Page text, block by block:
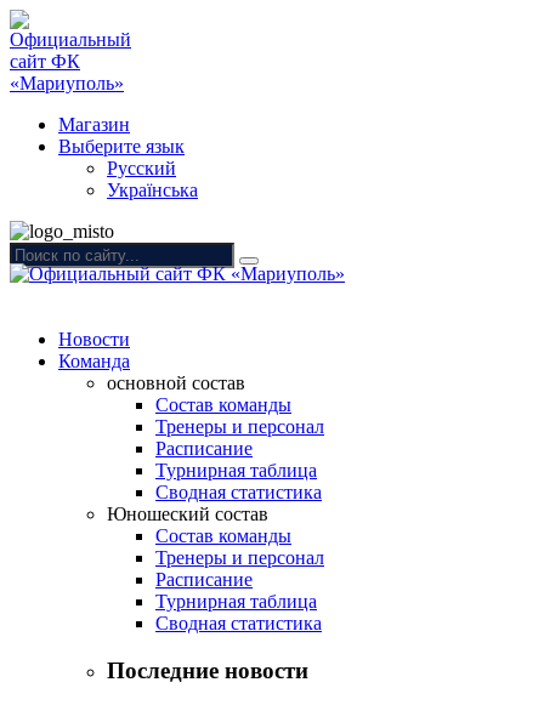
Магазин
Выберите язык
Русский
Українська
Новости
Команда
основной состав
Состав команды
Тренеры и персонал
Расписание
Турнирная таблица
Сводная статистика
Юношеский состав
Состав команды
Тренеры и персонал
Расписание
Турнирная таблица
Сводная статистика
Последние новости